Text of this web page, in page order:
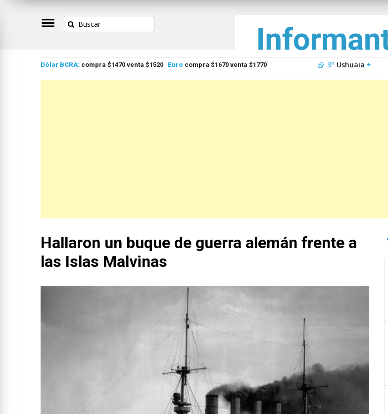
Dólar BCRA: compra $1470 venta $1520 Euro compra $1670 venta $1770 3° Ushuaia +
Hallaron un buque de guerra alemán frente a
las Islas Malvinas